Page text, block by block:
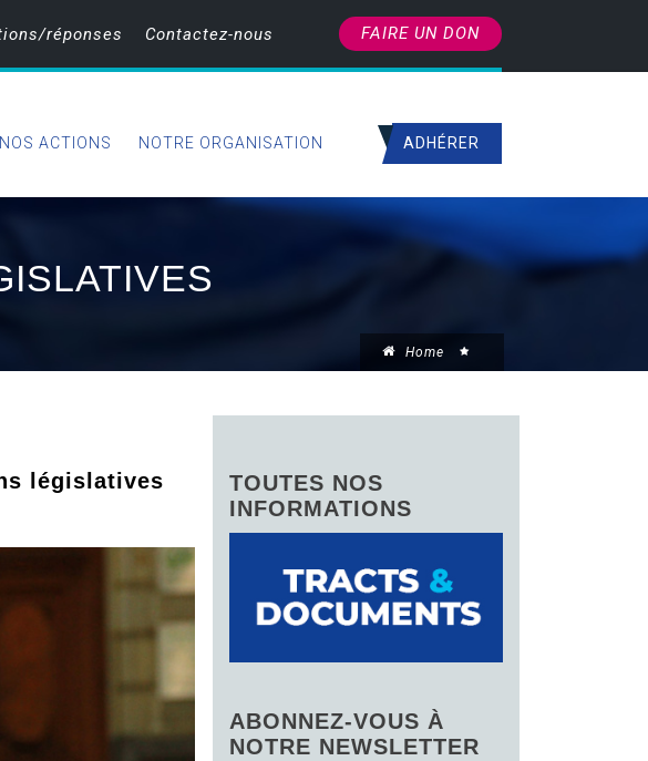
réponses Contactez-nous FAIRE UN DON
NOS ACTIONS NOTRE ORGANISATION ADHÉRER
Home
législatives
TOUTES NOS
INFORMATIONS
ABONNEZ-VOUS À
NOTRE NEWSLETTER